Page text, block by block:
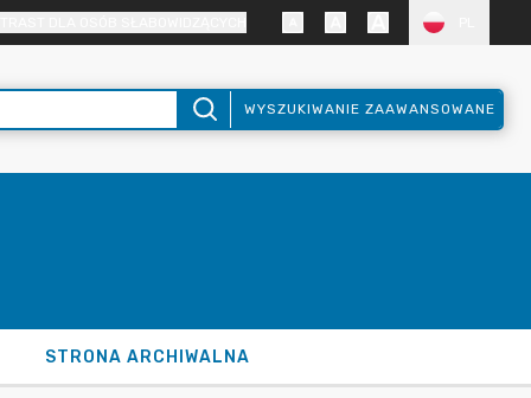
WYSZUKIWANIE ZAAWANSOWANE
STRONA ARCHIWALNA